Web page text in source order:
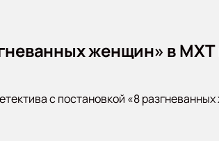
женщин» в МХТ
с постановкой «8